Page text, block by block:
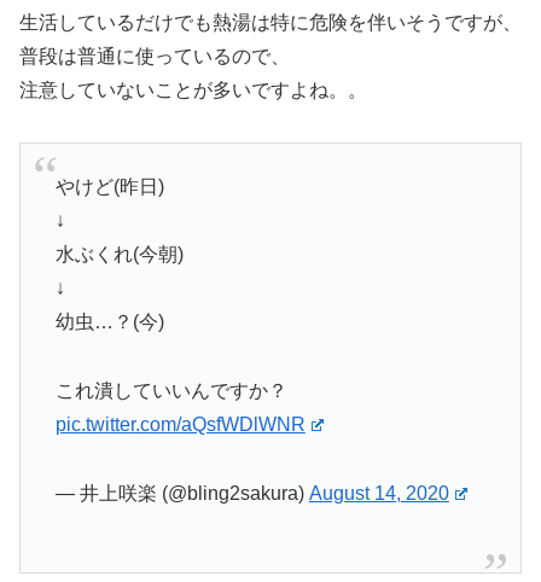
生活しているだけでも熱湯は特に危険を伴いそうですが、
普段は普通に使っているので、
注意していないことが多いですよね。。
やけど(昨日)
↓
水ぶくれ(今朝)
↓
幼虫…？(今)
これ潰していいんですか？
pic.twitter.com/aQsfWDlWNR
— 井上咲楽 (@bling2sakura) August 14, 2020